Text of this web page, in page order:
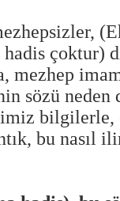
hadis çoktur)
mezhep
sözü
bilgilerle,
bu nasıl